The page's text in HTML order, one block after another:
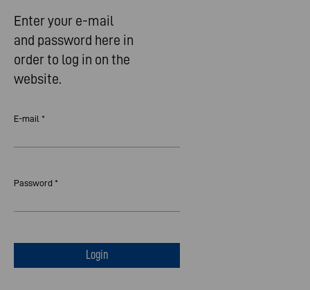
Enter your e-mail
and password here in
order to log in on the
website.
E-mail *
Password *